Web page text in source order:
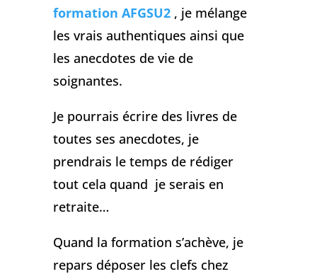
formation AFGSU2, je mélange
les vrais authentiques ainsi que
les anecdotes de vie de
soignantes.
Je pourrais écrire des livres de
toutes ses anecdotes, je
prendrais le temps de rédiger
tout cela quand je serais en
retraite…
Quand la formation s’achève, je
repars déposer les clefs chez